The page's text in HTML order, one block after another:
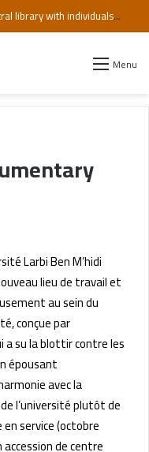
A meeting for the director of the central library with individuals with visual impairments, including those who are blind.
Menu
Larbi Ben M’hidi
lieu de travail et
au sein du
conçue par
a su la blottir contre les
épousant
avec la
l’université plutôt de
service (octobre
de centre